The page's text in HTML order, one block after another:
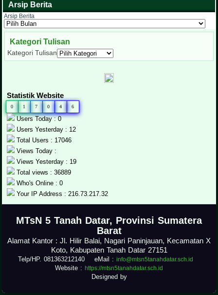
Arsip Berita
Arsip Berita
Kategori Tulisan
Kategori Tulisan
Statistik Website
0 1 7 0 4 6
Users Today : 0
Users Yesterday : 12
Total Users : 17046
Views Today :
Views Yesterday : 19
Total views : 36889
Who's Online : 0
Your IP Address : 216.73.217.32
MTsN 5 Tanah Datar, Provinsi Sumatera
Barat
Alamat Kantor : Jl. Hilir Balai, Nagari Paninjauan, Kecamatan X
Koto, Kabupaten Tanah Datar 27151
Telp/HP. 081363212140 eMail : info@mtsn5tanahdatar.sch.id
Website : https://mtsn5tanahdatar.sch.id
Designed by